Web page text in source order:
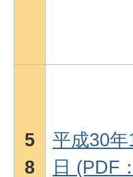
5
8
平成30年
日 (PDF